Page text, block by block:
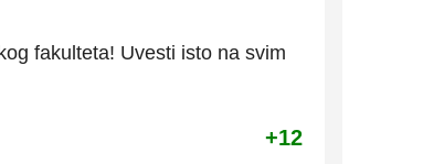
fakulteta! Uvesti isto na svim
+12